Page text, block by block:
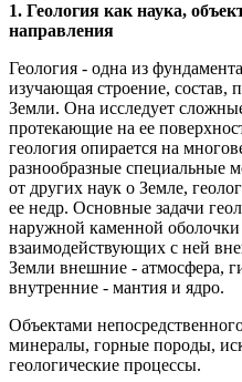
1. Геология как наука,
направления
Геология - одна из
изучающая строение, состав,
Земли. Она исследует
протекающие на ее
геология опирается на
разнообразные специальные
от других наук о Земле,
ее недр. Основные задачи
наружной каменной
взаимодействующих с ней
Земли внешние - атмосфера,
внутренние - мантия и ядро.
Объектами
минералы, горные породы,
геологические процессы.